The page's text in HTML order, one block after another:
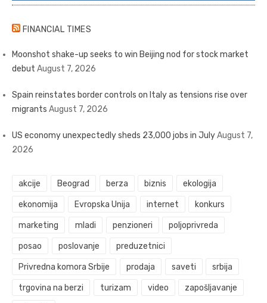
FINANCIAL TIMES
Moonshot shake-up seeks to win Beijing nod for stock market
debut August 7, 2026
Spain reinstates border controls on Italy as tensions rise over
migrants August 7, 2026
US economy unexpectedly sheds 23,000 jobs in JulyAugust 7,
2026
akcije Beograd berza biznis ekologija
ekonomija Evropska Unija internet konkurs
marketing mladi penzioneri poljoprivreda
posao poslovanje preduzetnici
Privredna komora Srbije prodaja saveti srbija
trgovina na berzi turizam video zapošljavanje